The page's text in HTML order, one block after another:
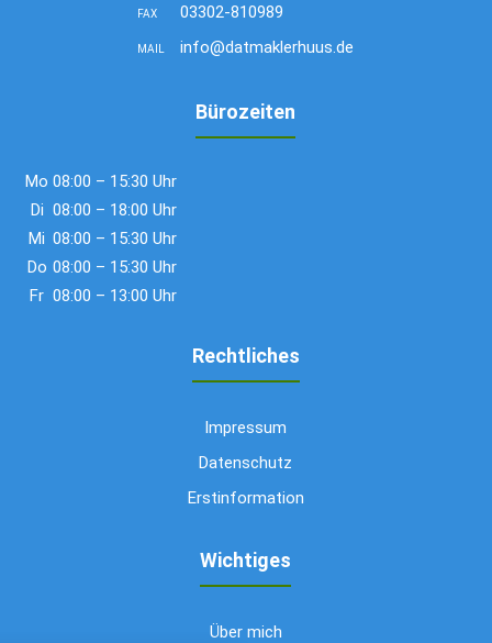
FAX 03302-810989
MAIL info@datmaklerhuus.de
Bürozeiten
Mo 08:00 – 15:30 Uhr
Di 08:00 – 18:00 Uhr
Mi 08:00 – 15:30 Uhr
Do 08:00 – 15:30 Uhr
Fr 08:00 – 13:00 Uhr
Rechtliches
Impressum
Datenschutz
Erstinformation
Wichtiges
Über mich